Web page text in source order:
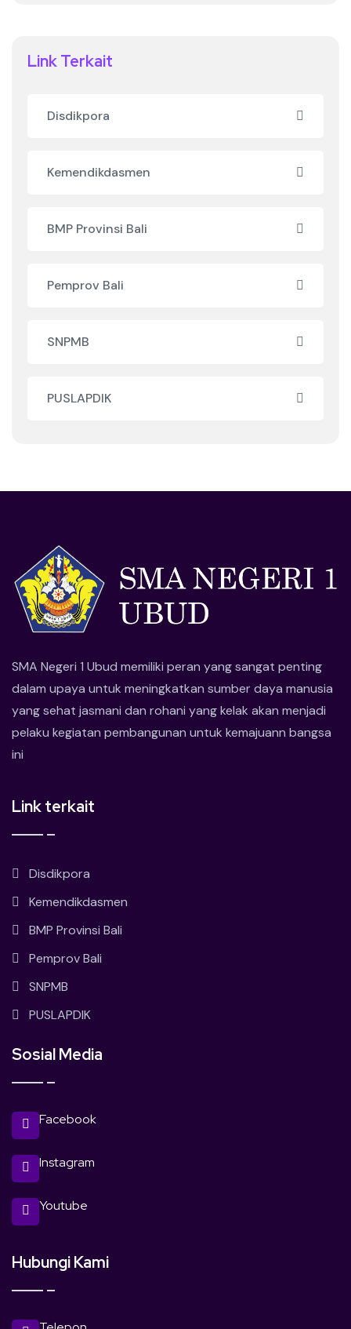
Link Terkait
Disdikpora
Kemendikdasmen
BMP Provinsi Bali
Pemprov Bali
SNPMB
PUSLAPDIK
SMA Negeri 1 Ubud memiliki peran yang sangat penting
dalam upaya untuk meningkatkan sumber daya manusia
yang sehat jasmani dan rohani yang kelak akan menjadi
pelaku kegiatan pembangunan untuk kemajuann bangsa
ini
Link terkait
Disdikpora
Kemendikdasmen
BMP Provinsi Bali
Pemprov Bali
SNPMB
PUSLAPDIK
Sosial Media
Facebook
Instagram
Youtube
Hubungi Kami